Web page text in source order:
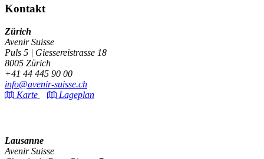
Kontakt
Zürich
Avenir Suisse
Puls 5 | Giessereistrasse 18
8005 Zürich
+41 44 445 90 00
info@avenir-suisse.ch
Karte
Lageplan
Lausanne
Avenir Suisse